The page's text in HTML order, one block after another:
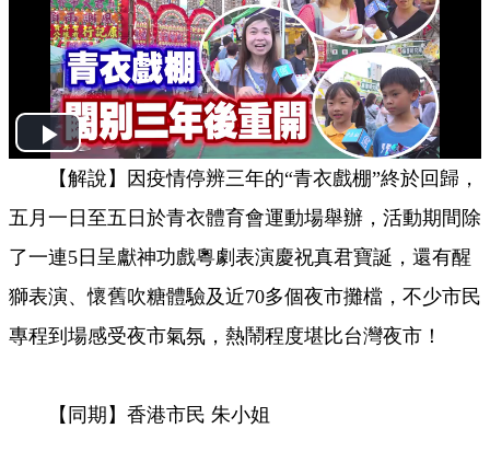
Play
Video
【解說】因疫情停辨三年的“青衣戲棚”終於回歸，
五月一日至五日於青衣體育會運動場舉辦，活動期間除
了一連5日呈獻神功戲粵劇表演慶祝真君寶誕，還有醒
獅表演、懷舊吹糖體驗及近70多個夜市攤檔，不少市民
專程到場感受夜市氣氛，熱鬧程度堪比台灣夜市！
【同期】香港市民 朱小姐